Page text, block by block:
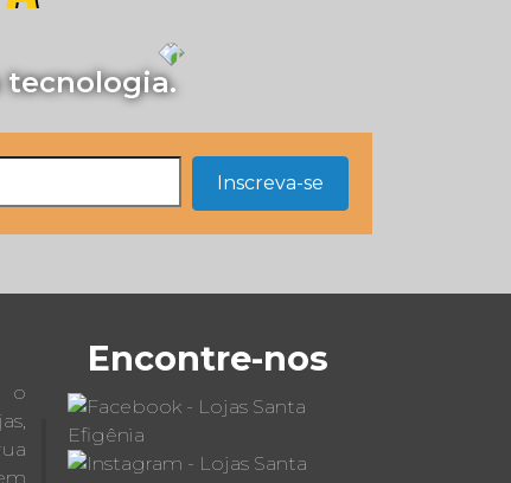
tecnologia.
Inscreva-se
o
Encontre-nos